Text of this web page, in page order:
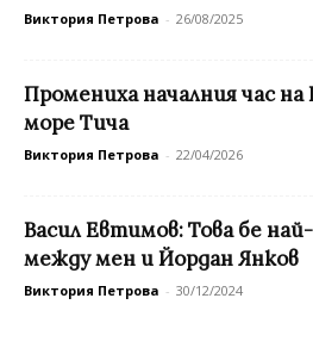
Виктория Петрова - 26/08/2025
Промениха началния час
море Тича
Виктория Петрова - 22/04/2026
Васил Евтимов: Това бе
между мен и Йордан Янков
Виктория Петрова - 30/12/2024